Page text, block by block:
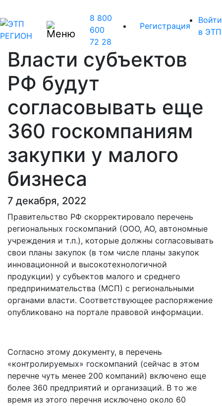
8 800
600
72 28
Регистрация
Войти
в ЭТП
Власти субъектов
РФ будут
согласовывать еще
360 госкомпаниям
закупки у малого
бизнеса
7 декабря, 2022
Правительство РФ скорректировало перечень
региональных госкомпаний (ООО, АО, автономные
учреждения и т.п.), которые должны согласовывать
свои планы закупок (в том числе планы закупок
инновационной и высокотехнологичной
продукции) у субъектов малого и среднего
предпринимательства (МСП) с региональными
органами власти. Соответствующее распоряжение
опубликовано на портале правовой информации.
Согласно этому документу, в перечень
«контролируемых» госкомпаний (сейчас в этом
перечне чуть менее 200 компаний) включено еще
более 360 предприятий и организаций. В то же
время из этого перечня исключено около 60